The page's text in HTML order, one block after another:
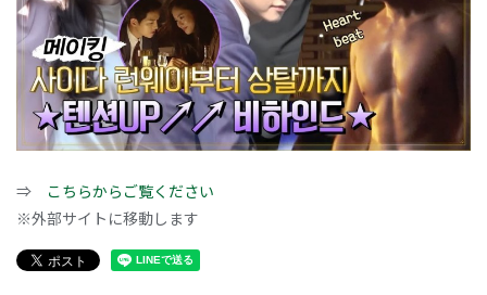
⇒ こちらからご覧ください
※外部サイトに移動します